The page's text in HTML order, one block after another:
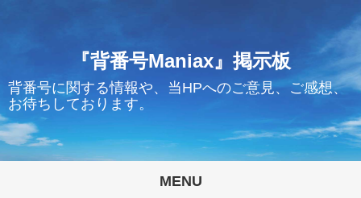
『背番号Maniax』掲示板
背番号に関する情報や、当HPへのご意見、ご感想、
お待ちしております。
MENU